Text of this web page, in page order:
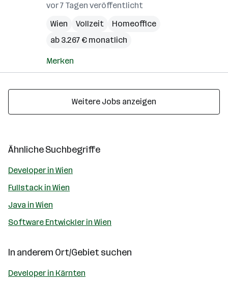
vor 7 Tagen veröffentlicht
Wien
Vollzeit
Homeoffice
ab 3.267 € monatlich
Merken
Weitere Jobs anzeigen
Ähnliche Suchbegriffe
Developer in Wien
Fullstack in Wien
Java in Wien
Software Entwickler in Wien
In anderem Ort/Gebiet suchen
Developer in Kärnten